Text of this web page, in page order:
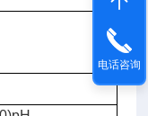
电话咨询